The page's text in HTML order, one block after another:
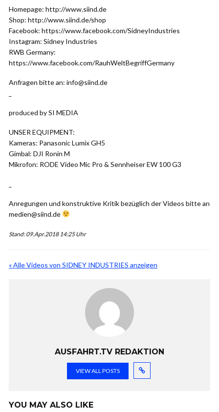
Homepage: http://www.siind.de
Shop: http://www.siind.de/shop
Facebook: https://www.facebook.com/SidneyIndustries
Instagram: Sidney Industries
RWB Germany:
https://www.facebook.com/RauhWeltBegriffGermany
Anfragen bitte an: info@siind.de
produced by SI MEDIA
UNSER EQUIPMENT:
Kameras: Panasonic Lumix GH5
Gimbal: DJI Ronin M
Mikrofon: RODE Video Mic Pro & Sennheiser EW 100 G3
Anregungen und konstruktive Kritik bezüglich der Videos bitte an
medien@siind.de
Stand: 09.Apr.2018 14:25 Uhr
« Alle Videos von SIDNEY INDUSTRIES anzeigen
AUSFAHRT.TV REDAKTION
VIEW ALL POSTS
YOU MAY ALSO LIKE